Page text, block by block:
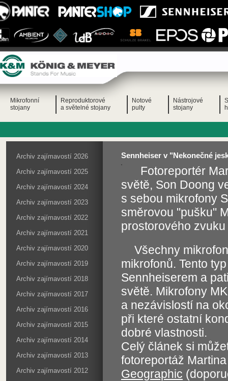
Archiv zajímavostí 2026
Archiv zajímavostí 2025
Archiv zajímavostí 2024
Archiv zajímavostí 2023
Archiv zajímavostí 2022
Archiv zajímavostí 2021
Archiv zajímavostí 2020
Archiv zajímavostí 2019
Archiv zajímavostí 2018
Archiv zajímavostí 2017
Archiv zajímavostí 2016
Archiv zajímavostí 2015
Archiv zajímavostí 2014
Archiv zajímavostí 2013
Archiv zajímavostí 2012
Sennheiser v "Nekonečné
Fotoreportér
světě, Son Doong
s sebou mikrofony
směrovou "pušku"
prostorového
Všechny
mikrofonů. Tento
Sennheiserem a
světě. Mikrofony
a nezávislostí na
při které ostatní
dobré vlastnosti.
Celý článek si
fotoreportáž
Geographic
Mikrofonní
stojany
Reproduktorové
a světelné stojany
Notové
pulty
Nástrojové
stojany